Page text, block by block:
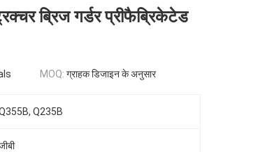
ब्रिज गर्डर प्रीफैब्रिकेटेड
MOQ: ग्राहक डिजाइन के अनुसार
Q235B